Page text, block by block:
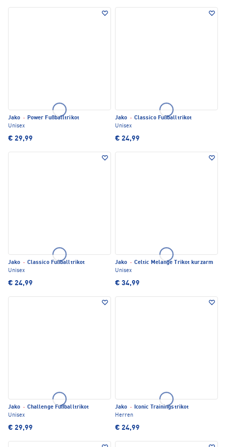
Jako · Power Fußballtrikot
Unisex
€ 29,99
Jako · Classico Fußballtrikot
Unisex
€ 24,99
Jako · Classico Fußballtrikot
Unisex
€ 24,99
Jako · Celtic Melange Trikot kurzarm
Unisex
€ 34,99
Jako · Challenge Fußballtrikot
Unisex
€ 29,99
Jako · Iconic Trainingstrikot
Herren
€ 24,99